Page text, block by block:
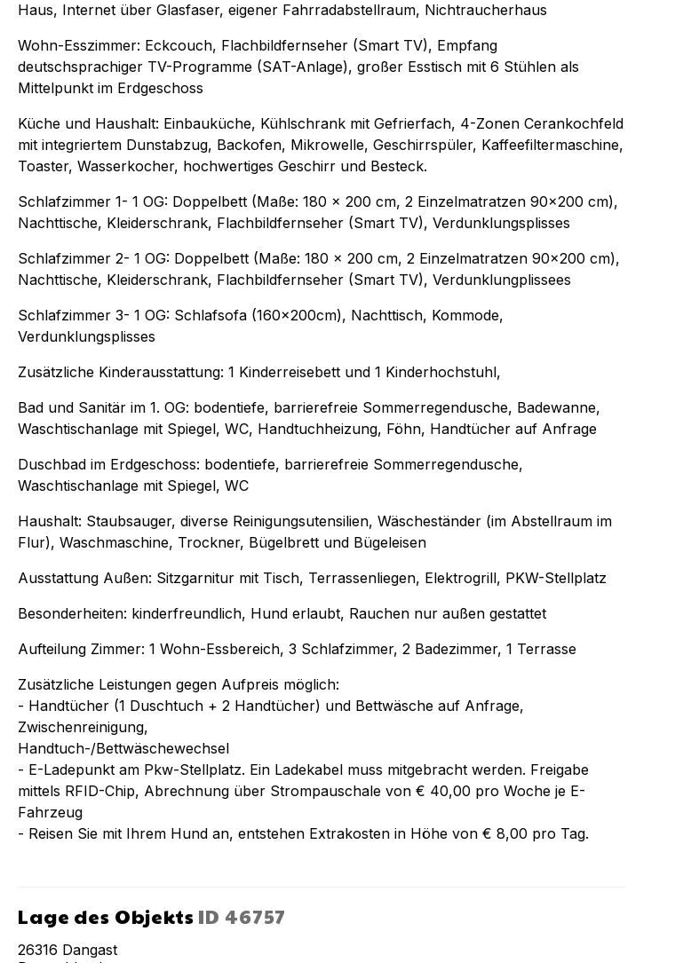
Haus, Internet über Glasfaser, eigener Fahrradabstellraum, Nichtraucherhaus
Wohn-Esszimmer: Eckcouch, Flachbildfernseher (Smart TV), Empfang
deutschsprachiger TV-Programme (SAT-Anlage), großer Esstisch mit 6 Stühlen als
Mittelpunkt im Erdgeschoss
Küche und Haushalt: Einbauküche, Kühlschrank mit Gefrierfach, 4-Zonen Cerankochfeld
mit integriertem Dunstabzug, Backofen, Mikrowelle, Geschirrspüler, Kaffeefiltermaschine,
Toaster, Wasserkocher, hochwertiges Geschirr und Besteck.
Schlafzimmer 1- 1 OG: Doppelbett (Maße: 180 x 200 cm, 2 Einzelmatratzen 90x200 cm),
Nachttische, Kleiderschrank, Flachbildfernseher (Smart TV), Verdunklungsplisses
Schlafzimmer 2- 1 OG: Doppelbett (Maße: 180 x 200 cm, 2 Einzelmatratzen 90x200 cm),
Nachttische, Kleiderschrank, Flachbildfernseher (Smart TV), Verdunklungplissees
Schlafzimmer 3- 1 OG: Schlafsofa (160x200cm), Nachttisch, Kommode,
Verdunklungsplisses
Zusätzliche Kinderausstattung: 1 Kinderreisebett und 1 Kinderhochstuhl,
Bad und Sanitär im 1. OG: bodentiefe, barrierefreie Sommerregendusche, Badewanne,
Waschtischanlage mit Spiegel, WC, Handtuchheizung, Föhn, Handtücher auf Anfrage
Duschbad im Erdgeschoss: bodentiefe, barrierefreie Sommerregendusche,
Waschtischanlage mit Spiegel, WC
Haushalt: Staubsauger, diverse Reinigungsutensilien, Wäscheständer (im Abstellraum im
Flur), Waschmaschine, Trockner, Bügelbrett und Bügeleisen
Ausstattung Außen: Sitzgarnitur mit Tisch, Terrassenliegen, Elektrogrill, PKW-Stellplatz
Besonderheiten: kinderfreundlich, Hund erlaubt, Rauchen nur außen gestattet
Aufteilung Zimmer: 1 Wohn-Essbereich, 3 Schlafzimmer, 2 Badezimmer, 1 Terrasse
Zusätzliche Leistungen gegen Aufpreis möglich:
- Handtücher (1 Duschtuch + 2 Handtücher) und Bettwäsche auf Anfrage,
Zwischenreinigung,
Handtuch-/Bettwäschewechsel
- E-Ladepunkt am Pkw-Stellplatz. Ein Ladekabel muss mitgebracht werden. Freigabe
mittels RFID-Chip, Abrechnung über Strompauschale von € 40,00 pro Woche je E-
Fahrzeug
- Reisen Sie mit Ihrem Hund an, entstehen Extrakosten in Höhe von € 8,00 pro Tag.
Lage des Objekts ID 46757
26316 Dangast